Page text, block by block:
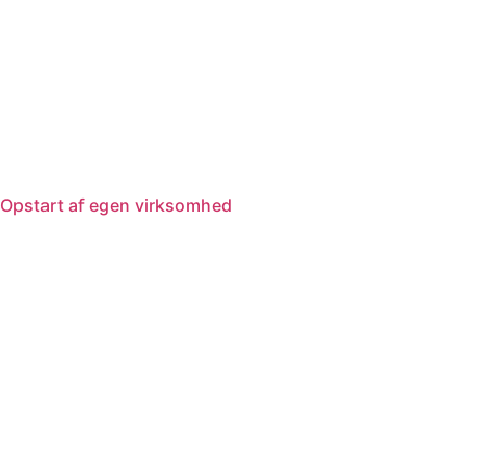
Opstart af egen virksomhed